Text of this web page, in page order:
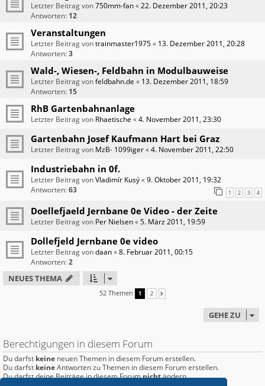
Letzter Beitrag von750mm-fan«22. Dezember 2011, 20:23
Antworten: 12
Veranstaltungen
Letzter Beitrag vontrainmaster1975« 13. Dezember 2011, 20:28
Antworten:3
Wald-, Wiesen-, Feldbahn in Modulbauweise
Letzter Beitrag vonfeldbahn.de « 13. Dezember 2011, 18:59
Antworten: 15
RhB Gartenbahnanlage
Letzter Beitrag von Rhaetische «4. November 2011, 23:30
Gartenbahn Josef Kaufmann Hart bei Graz
Letzter Beitrag von MzB- 1099iger«4. November 2011, 22:50
Industriebahn in 0f.
Letzter Beitrag vonVladimír Kusý«9. Oktober 2011, 19:32
Antworten:63 1 2 3 4
Doellefjaeld Jernbane 0e Video - der Zeite
Letzter Beitrag von Per Nielsen«5. März 2011, 19:59
Dollefjeld Jernbane 0e video
Letzter Beitrag vondaan«8. Februar 2011, 00:15
Antworten:2
NEUES THEMA
52 Themen 1 2
GEHE ZU
Berechtigungen in diesem Forum
Du darfst keine neuen Themen in diesem Forum erstellen.
Du darfst keineAntworten zu Themen in diesem Forum erstellen.
Du darfst deine Beiträge in diesem Forumnichtändern.